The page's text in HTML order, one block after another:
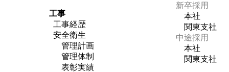
工事
工事経歴
安全衛生
管理計画
管理体制
表彰実績
新卒採用
本社
関東支社
中途採用
本社
関東支社